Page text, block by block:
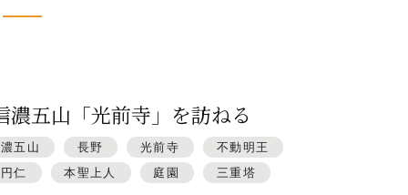
お問い合わせ
濃五山「光前寺」を訪ねる
五山 長野 光前寺
不動明王
仁
本聖上人 庭園 三重塔